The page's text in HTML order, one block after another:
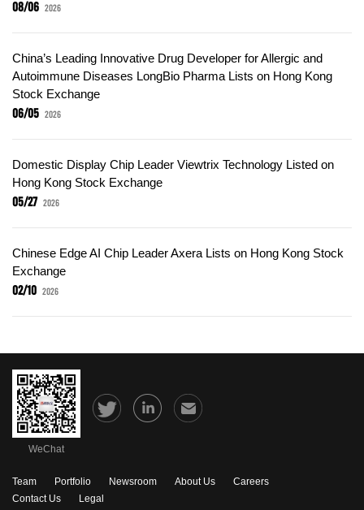
08/06 2026
China’s Leading Innovative Drug Developer for Allergic and
Autoimmune Diseases LongBio Pharma Lists on Hong Kong
Stock Exchange
06/05 2026
Domestic Display Chip Leader Viewtrix Technology Listed on
Hong Kong Stock Exchange
05/27 2026
Chinese Edge AI Chip Leader Axera Lists on Hong Kong Stock
Exchange
02/10 2026
WeChat
Team Portfolio Newsroom About Us
Careers
Contact Us
Legal